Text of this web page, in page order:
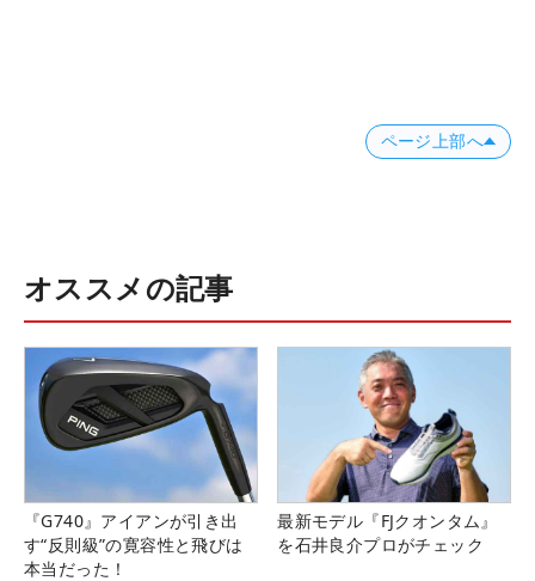
ページ上部へ
オススメの記事
『G740』アイアンが引き出
す“反則級”の寛容性と飛びは
本当だった！
最新モデル『FJクオンタム』
を石井良介プロがチェック